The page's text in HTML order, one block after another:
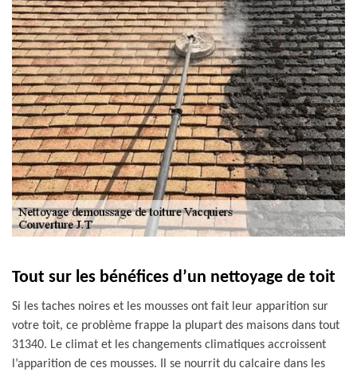
Tout sur les bénéfices d’un nettoyage de toit
Si les taches noires et les mousses ont fait leur apparition sur
votre toit, ce problème frappe la plupart des maisons dans tout
31340. Le climat et les changements climatiques accroissent
l’apparition de ces mousses. Il se nourrit du calcaire dans les